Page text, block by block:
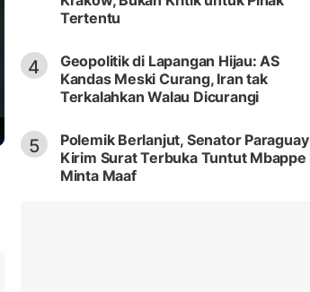
Tertentu
4
Geopolitik di Lapangan Hijau: AS
Kandas Meski Curang, Iran tak
Terkalahkan Walau Dicurangi
5
Polemik Berlanjut, Senator Paraguay
Kirim Surat Terbuka Tuntut Mbappe
Minta Maaf